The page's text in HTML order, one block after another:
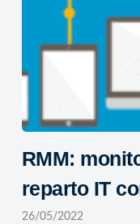
RMM:
reparto IT
26/05/2022